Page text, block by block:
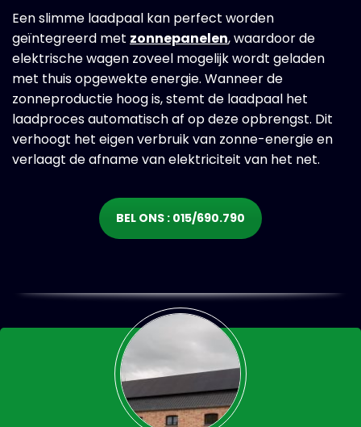
Een slimme laadpaal kan perfect worden
geïntegreerd met zonnepanelen, waardoor de
elektrische wagen zoveel mogelijk wordt geladen
met thuis opgewekte energie. Wanneer de
zonneproductie hoog is, stemt de laadpaal het
laadproces automatisch af op deze opbrengst. Dit
verhoogt het eigen verbruik van zonne-energie en
verlaagt de afname van elektriciteit van het net.
BEL ONS : 015/690.790